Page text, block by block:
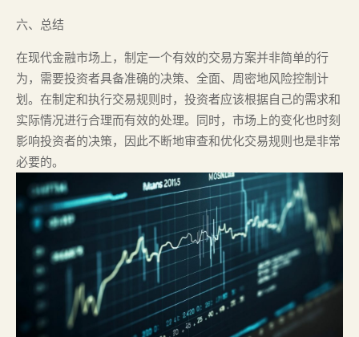
六、总结
在现代金融市场上，制定一个有效的交易方案并非简单的行
为，需要投资者具备准确的决策、全面、周密地风险控制计
划。在制定和执行交易规则时，投资者应该根据自己的需求和
实际情况进行合理而有效的处理。同时，市场上的变化也时刻
影响投资者的决策，因此不断地审查和优化交易规则也是非常
必要的。